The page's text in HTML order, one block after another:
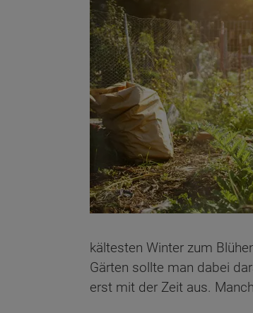
kältesten Winter zum
Gärten sollte man dabei
erst mit der Zeit aus.